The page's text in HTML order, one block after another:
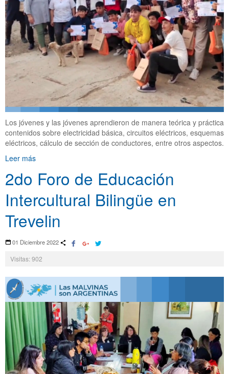
Los jóvenes y las jóvenes aprendieron de manera teórica y práctica
contenidos sobre electricidad básica, circuitos eléctricos, esquemas
eléctricos, cálculo de sección de conductores, entre otros aspectos.
Leer más
2do Foro de Educación
Intercultural Bilingüe en
Trevelin
01 Diciembre 2022
Visitas: 902